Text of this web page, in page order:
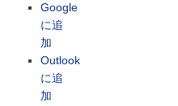
Google
に追
加
Outlook
に追
加